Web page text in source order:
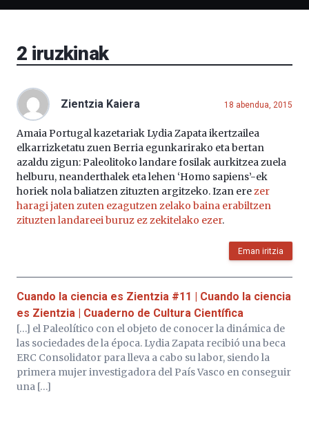
Bizkaia
2 iruzkinak
Zientzia Kaiera 18 abendua, 2015
Amaia Portugal kazetariak Lydia Zapata ikertzailea
elkarrizketatu zuen Berria egunkarirako eta bertan
azaldu zigun: Paleolitoko landare fosilak aurkitzea zuela
helburu, neanderthalek eta lehen ‘Homo sapiens’-ek
horiek nola baliatzen zituzten argitzeko. Izan erezer
haragi jaten zuten ezagutzen zelako baina erabiltzen
zituzten landareei buruz ez zekitelako ezer.
Eman iritzia
Cuando la ciencia es Zientzia #11 | Cuando la ciencia
es Zientzia | Cuaderno de Cultura Científica
[…] el Paleolítico con el objeto de conocer la dinámica de
las sociedades de la época. Lydia Zapata recibió una beca
ERC Consolidator para lleva a cabo su labor, siendo la
primera mujer investigadora del País Vasco en conseguir
una […]